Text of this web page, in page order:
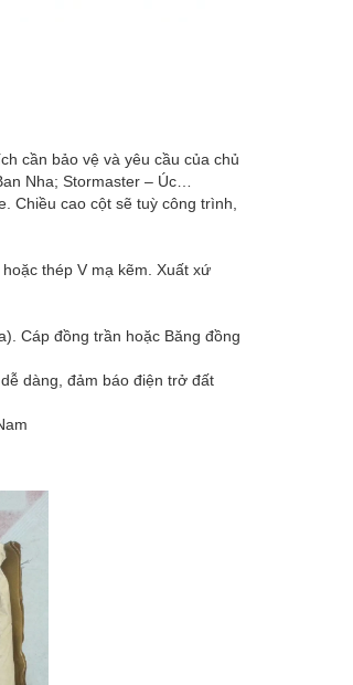
cần bảo vệ và yêu cầu của chủ
Nha; Stormaster – Úc…
Chiều cao cột sẽ tuỳ công trình,
thép V mạ kẽm. Xuất xứ
Cáp đồng trần hoặc Băng đồng
dàng, đảm báo điện trở đất